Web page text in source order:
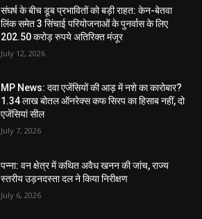
संघर्ष के बीच डूब प्रभावितों को बड़ी राहत: केन-बेतवा
लिंक समेत 3 सिंचाई परियोजनाओं के पुनर्वास के लिए
202.50 करोड़ रुपये अतिरिक्त मंजूर
July 12, 2026
MP News: दवा एजेंसियों की आड़ में नशे का कारोबार?
1.34 लाख बोतल ऑनरेक्स कफ सिरप का हिसाब नहीं, दो
एजेंसियां सील
July 7, 2026
पन्ना: वन क्षेत्र में कथित अवैध खनन की जांच, राज्य
स्तरीय उड़नदस्ता दल ने किया निरीक्षण
July 6, 2026